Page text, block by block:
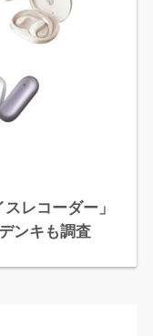
レコーダー」
ンキも調査